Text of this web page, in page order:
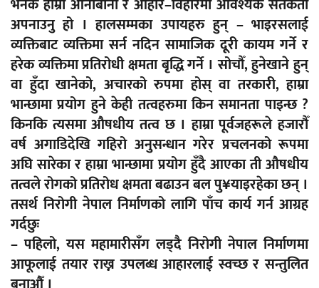
भनेकै हाम्रो आनीबानी र आहार–विहारमा आवश्यक सतर्कता
अपनाउनु हो । हालसम्मका उपायहरु हुन् – भाइरसलाई
व्यक्तिबाट व्यक्तिमा सर्न नदिन सामाजिक दूरी कायम गर्ने र
हरेक व्यक्तिमा प्रतिरोधी क्षमता बृद्धि गर्ने । सोचौँ, हुनेखाने हुन्
वा हुँदा खानेको, अचारको रुपमा होस् वा तरकारी, हाम्रा
भान्छामा प्रयोग हुने केही तत्वहरुमा किन समानता पाइन्छ ?
किनकि त्यसमा औषधीय तत्व छ । हाम्रा पूर्वजहरूले हजारौँ
वर्ष अगाडिदेखि गहिरो अनुसन्धान गरेर प्रचलनको रूपमा
अघि सारेका र हाम्रा भान्छामा प्रयोग हुँदै आएका ती औषधीय
तत्वले रोगको प्रतिरोध क्षमता बढाउन बल पु¥याइरहेका छन् ।
तसर्थ निरोगी नेपाल निर्माणको लागि पाँच कार्य गर्न आग्रह
गर्दछुः
– पहिलो, यस महामारीसँग लड्दै निरोगी नेपाल निर्माणमा
आफूलाई तयार राख्न उपलब्ध आहारलाई स्वच्छ र सन्तुलित